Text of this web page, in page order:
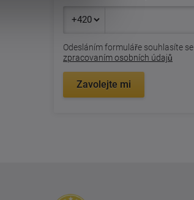
Odesláním formuláře souhlasíte se
zpracovaním osobních údajů
Zavolejte mi